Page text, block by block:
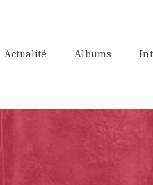
Actualité Albums